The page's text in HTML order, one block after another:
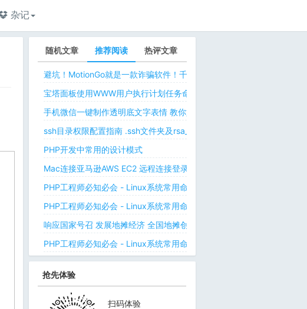
杂记
随机文章 推荐阅读 热评文章
避坑！MotionGo就是一款诈骗软件！千万不要用ChatPPT，浪费时间！
宝塔面板使用WWW用户执行计划任务命令 解决laravel日志权限问题 宝
手机微信一键制作透明底文字表情 教你如何让微信表情包背景为透明
ssh目录权限配置指南 .ssh文件夹及rsa_id.pub等文件正确权限规则
PHP开发中常用的设计模式
Mac连接亚马逊AWS EC2 远程连接登录不上去 有pem私钥文件依然要
PHP工程师必知必会 - Linux系统常用命令 - Linux中的网络管理命令（
PHP工程师必知必会 - Linux系统常用命令 - Linux中的网络管理命令（
响应国家号召 发展地摊经济 全国地摊创业经验微信交流群
PHP工程师必知必会 - Linux系统常用命令 - Linux 用户和用户组管理
抢先体验
扫码体验